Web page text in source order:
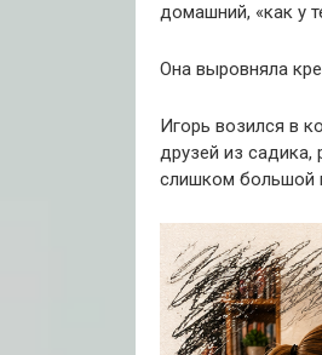
домашний, «как у
Она выровняла
Игорь возился в
друзей из садика,
слишком большой